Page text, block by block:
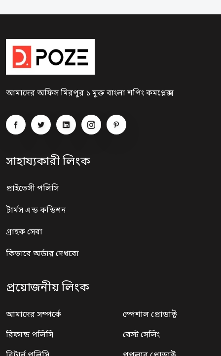
আমাদের অফিস মিরপুর ১ মুক্ত বাংলা শপিং কমপ্লেক্স
সাহায্যকারী লিংক
প্রাইভেসী পলিসি
টার্মস এন্ড কন্ডিশন
গ্রাহক সেবা
কিভাবে অর্ডার দেখবো
প্রয়োজনীয় লিংক
আমাদের সম্পর্কে
রিফান্ড পলিসি
স্পেশাল প্রোডাক্ট
বেস্ট সেলিং